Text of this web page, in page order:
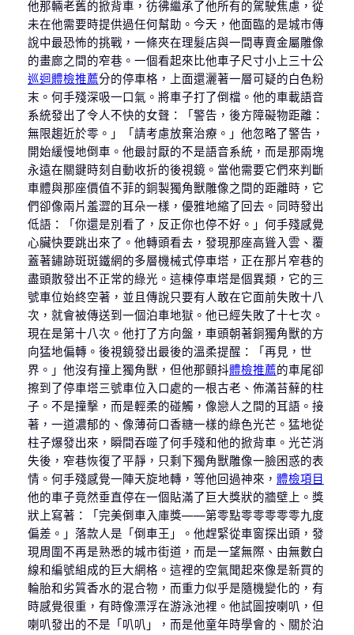
他那輛老舊的掀背車，彷彿繼承了他所有的駕駛焦慮，從
未在他需要時提供過任何幫助。今天，他面臨的是城市傳
說中最恐怖的挑戰，一條夾在理髮店與一間專賣金屬雕像
的畫廊之間的窄巷。一個看起來比他車子尺寸小上三十公
巡迴體檢推薦分的停車格，上面還灑著一層可疑的白色粉
末。何手殘深吸一口氣。將車子打了倒檔。他的車載語音
系統發出了令人不快的女聲：「警告，後方障礙物距離：
無限趨近於零。」「請考慮放棄治療。」他忽略了警告，
開始緩慢地倒車。他最討厭的不是語音系統，而是那兩塊
永遠在關鍵時刻自動收折的後視鏡。當他需要它們來判斷
車體與那座價值不菲的銅製獨角獸雕像之間的距離時，它
們卻像兩片羞澀的耳朵一樣，優雅地縮了回去。同時發出
低語：「你還是別看了，反正你也停不好。」何手殘感覺
心臟快要跳出來了。他轉頭看去，發現那座高聳入雲、覆
蓋著鏽跡斑斑鐵網的多層機械式停車塔，正在那片窄巷的
盡頭散發出不正常的綠光。這棟停車塔是個異類，它的三
號車位始終空著，並且傳說只要有人敢在它面前失敗十八
次，就會被傳送到一個泊車地獄。他已經失敗了十七次。
現在是第十八次。他打了方向盤，車頭朝著銅獨角獸的方
向猛地偏轉。後視鏡發出最後的溫柔提醒：「再見，世
界。」他沒有撞上獨角獸，但他那顫抖體檢推薦的車尾卻
擦到了停車塔三號車位入口處的一根古老、佈滿苔蘚的柱
子。不是撞擊，而是輕柔的碰觸，像戀人之間的耳語。接
著，一道濃郁的、像薄荷口香糖一樣的綠色光芒。猛地從
柱子爆發出來，瞬間吞噬了何手殘和他的掀背車。光芒消
失後，窄巷恢復了平靜，只剩下獨角獸雕像一臉困惑的表
情。何手殘感覺一陣天旋地轉，等他回過神來， 體檢項目
他的車子竟然垂直停在一個貼滿了巨大獎狀的牆壁上。獎
狀上寫著：「完美倒車入庫獎——第零點零零零零零九度
偏差。」落款人是「倒車王」。他趕緊從車窗探出頭，發
現周圍不再是熟悉的城市街道，而是一望無際、由無數白
線和編號組成的巨大網格。這裡的空氣聞起來像是新買的
輪胎和劣質香水的混合物，而重力似乎是隨機變化的，有
時感覺很重，有時像漂浮在游泳池裡。他試圖按喇叭，但
喇叭發出的不是「叭叭」，而是他童年時學會的、關於泊